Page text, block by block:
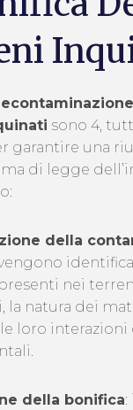
sono 4,
garantire una
di legge
della
nei
la natura dei
loro interazioni
della bonifica: